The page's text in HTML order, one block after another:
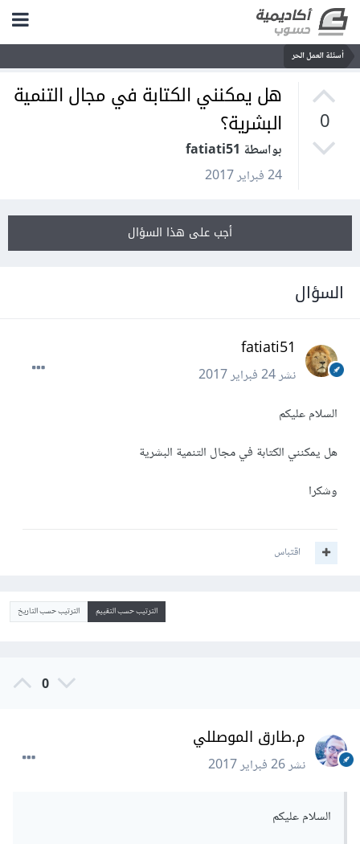
أسئلة العمل الحر
0
هل يمكنني الكتابة في مجال التنمية
البشرية؟
بواسطة fatiati51
24 فبراير 2017
أجب على هذا السؤال
السؤال
fatiati51
نشر24 فبراير 2017
السلام عليكم
هل يمكنني الكتابة في مجال التنمية البشرية
وشكرا
اقتباس
الترتيب حسب التقييم الترتيب حسب التاريخ
0
م.طارق الموصللي
نشر26 فبراير 2017
السلام عليكم